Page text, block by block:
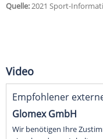
Quelle:2021 Sport-
Video
Empfohlener
Glomex GmbH
Wir benötigen Ihre